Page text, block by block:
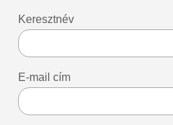
Keresztnév
E-mail cím